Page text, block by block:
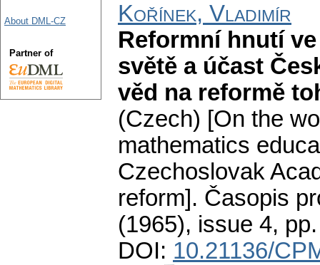
Kořínek, Vladimír
Reformní hnutí
světě a účast
věd na reformě
(Czech) [On the
mathematics
Czechoslovak
reform]. Časopis
(1965), issue 4,
DOI: 10.21136/
About DML-CZ
Partner of